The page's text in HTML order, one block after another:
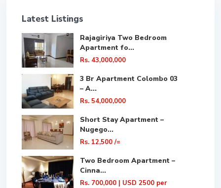
Latest Listings
Rajagiriya Two Bedroom
Apartment fo...
Rs. 43,000,000
3 Br Apartment Colombo 03
– A...
Rs. 54,000,000
Short Stay Apartment –
Nugego...
Rs. 12,500/=
Two Bedroom Apartment –
Cinna...
Rs. 700,000 | USD 2500 per